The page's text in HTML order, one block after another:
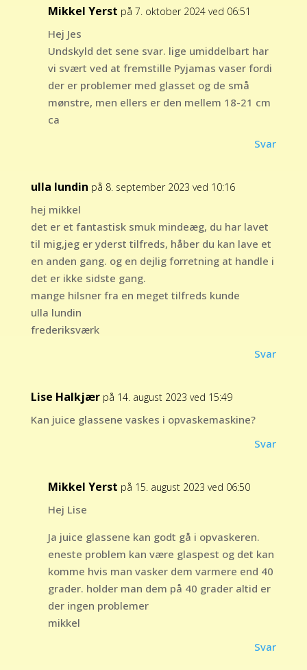
Mikkel Yerst på 7. oktober 2024 ved 06:51
Hej Jes
Undskyld det sene svar. lige umiddelbart har
vi svært ved at fremstille Pyjamas vaser fordi
der er problemer med glasset og de små
mønstre, men ellers er den mellem 18-21 cm
ca
Svar
ulla lundin på 8. september 2023 ved 10:16
hej mikkel
det er et fantastisk smuk mindeæg, du har lavet
til mig,jeg er yderst tilfreds, håber du kan lave et
en anden gang. og en dejlig forretning at handle i
det er ikke sidste gang.
mange hilsner fra en meget tilfreds kunde
ulla lundin
frederiksværk
Svar
Lise Halkjær på 14. august 2023 ved 15:49
Kan juice glassene vaskes i opvaskemaskine?
Svar
Mikkel Yerst på 15. august 2023 ved 06:50
Hej Lise
Ja juice glassene kan godt gå i opvaskeren.
eneste problem kan være glaspest og det kan
komme hvis man vasker dem varmere end 40
grader. holder man dem på 40 grader altid er
der ingen problemer
mikkel
Svar